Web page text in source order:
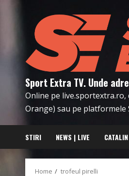
Sport Extra TV. Unde
Online pe live.sportextra.ro,
Orange) sau pe platformele
STIRI NEWS | LIVE
Home trofeul pirelli